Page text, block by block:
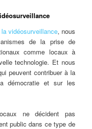
vidéosurveillance, nous
de la prise de
comme locaux à
technologie. Et nous
peuvent contribuer à la
démocratie et sur les
ne décident pas
public dans ce type de